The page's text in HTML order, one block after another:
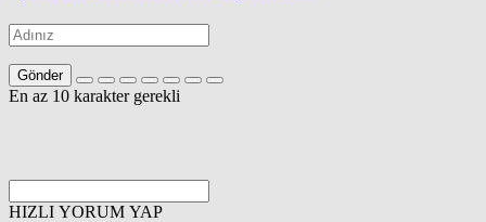
Gönder
En az 10 karakter gerekli
HIZLI YORUM YAP